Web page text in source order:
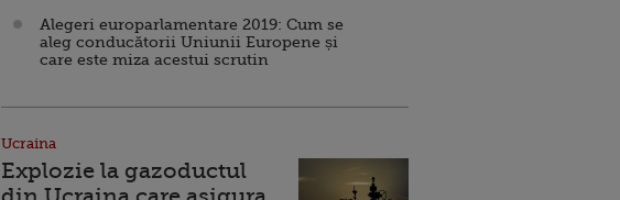
Alegeri europarlamentare 2019: Cum se
aleg conducătorii Uniunii Europene și
care este miza acestui scrutin
Ucraina
Explozie la gazoductul